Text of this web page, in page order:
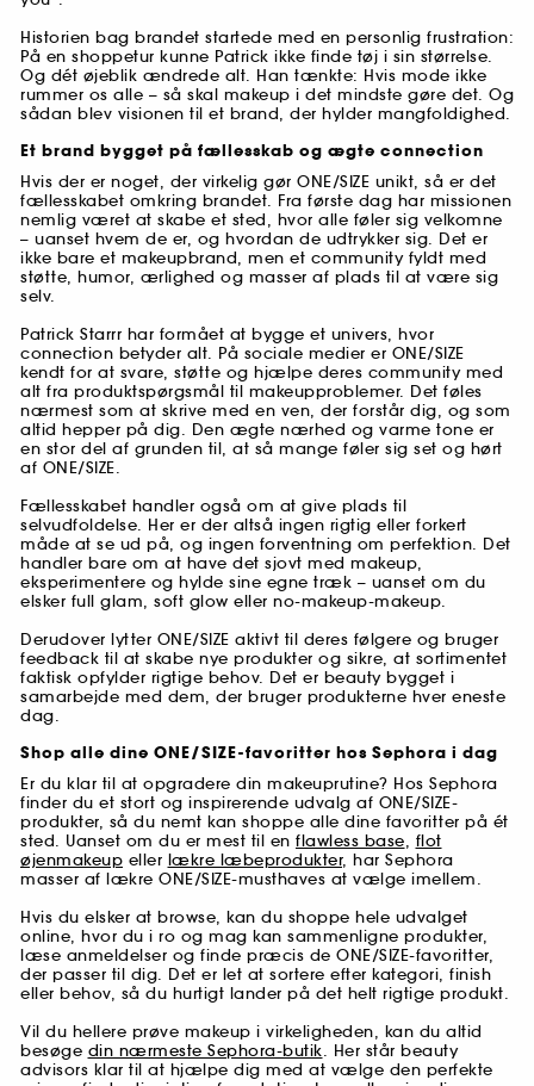
Historien bag brandet startede med en personlig frustration:
På en shoppetur kunne Patrick ikke finde tøj i sin størrelse.
Og dét øjeblik ændrede alt. Han tænkte: Hvis mode ikke
rummer os alle – så skal makeup i det mindste gøre det. Og
sådan blev visionen til et brand, der hylder mangfoldighed.
Et brand bygget på fællesskab og ægte connection
Hvis der er noget, der virkelig gør ONE/SIZE unikt, så er det
fællesskabet omkring brandet. Fra første dag har missionen
nemlig været at skabe et sted, hvor alle føler sig velkomne
– uanset hvem de er, og hvordan de udtrykker sig. Det er
ikke bare et makeupbrand, men et community fyldt med
støtte, humor, ærlighed og masser af plads til at være sig
selv.
Patrick Starrr har formået at bygge et univers, hvor
connection betyder alt. På sociale medier er ONE/SIZE
kendt for at svare, støtte og hjælpe deres community med
alt fra produktspørgsmål til makeupproblemer. Det føles
nærmest som at skrive med en ven, der forstår dig, og som
altid hepper på dig. Den ægte nærhed og varme tone er
en stor del af grunden til, at så mange føler sig set og hørt
af ONE/SIZE.
Fællesskabet handler også om at give plads til
selvudfoldelse. Her er der altså ingen rigtig eller forkert
måde at se ud på, og ingen forventning om perfektion. Det
handler bare om at have det sjovt med makeup,
eksperimentere og hylde sine egne træk – uanset om du
elsker full glam, soft glow eller no-makeup-makeup.
Derudover lytter ONE/SIZE aktivt til deres følgere og bruger
feedback til at skabe nye produkter og sikre, at sortimentet
faktisk opfylder rigtige behov. Det er beauty bygget i
samarbejde med dem, der bruger produkterne hver eneste
dag.
Shop alle dine ONE/SIZE-favoritter hos Sephora i dag
Er du klar til at opgradere din makeuprutine? Hos Sephora
finder du et stort og inspirerende udvalg af ONE/SIZE-
produkter, så du nemt kan shoppe alle dine favoritter på ét
sted. Uanset om du er mest til en flawless base, flot
øjenmakeup eller lækre læbeprodukter, har Sephora
masser af lækre ONE/SIZE-musthaves at vælge imellem.
Hvis du elsker at browse, kan du shoppe hele udvalget
online, hvor du i ro og mag kan sammenligne produkter,
læse anmeldelser og finde præcis de ONE/SIZE-favoritter,
der passer til dig. Det er let at sortere efter kategori, finish
eller behov, så du hurtigt lander på det helt rigtige produkt.
Vil du hellere prøve makeup i virkeligheden, kan du altid
besøge din nærmeste Sephora-butik. Her står beauty
advisors klar til at hjælpe dig med at vælge den perfekte